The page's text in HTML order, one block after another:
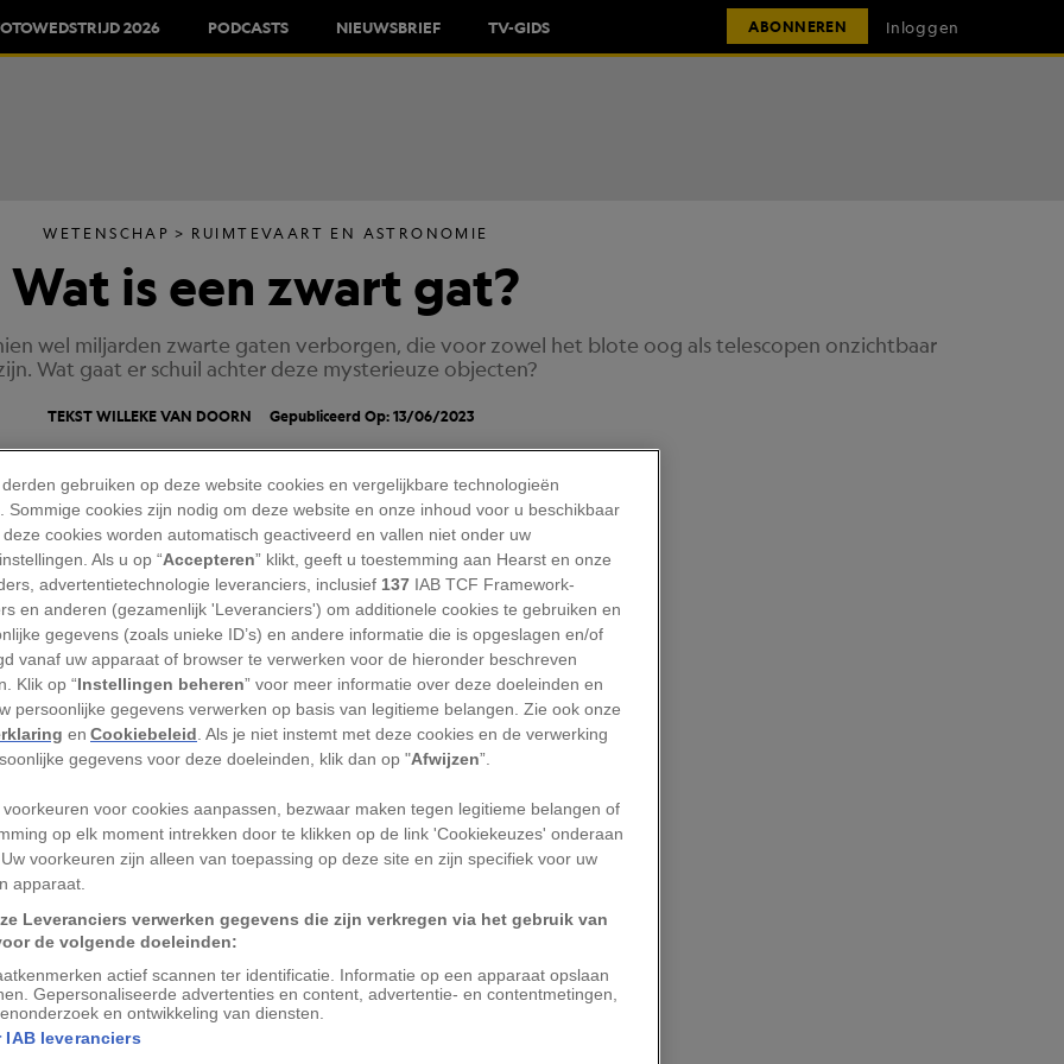
2026 PODCASTS NIEUWSBRIEF TV-GIDS ABONNEREN Inloggen
WETENSCHAP RUIMTEVAART EN ASTRONOMIE
Wat is een zwart gat?
wel miljarden zwarte gaten verborgen, die voor zowel het blote oog als telescopen onzichtbaar
Wat gaat er schuil achter deze mysterieuze objecten?
TEKSTWILLEKE VAN DOORN Gepubliceerd Op: 13/06/2023
// GETTY IMAGES
kunnen hele planeten en manen
verdwijnen. Een zwart gat is een gebied
zo sterk is dat niets eraan kan
dat we ze zwarte gaten noemen.
gat dus nooit zien. En toch hebben
zwart gat kunnen maken, hoe werkt dat
gat in het centrum van ons
gat zelf, maar de omgeving
gat alleen indirect waarnemen, door
te bestuderen.
zwart gat?
wanneer een ster doodgaat en
dan twee dingen gebeuren: er
gebruiken op deze website cookies en vergelijkbare technologieën
Sommige cookies zijn nodig om deze website en onze inhoud voor u beschikbaar
cookies worden automatisch geactiveerd en vallen niet onder uw
Als u op “Accepteren” klikt, geeft u toestemming aan Hearst en onze
advertentietechnologie leveranciers, inclusief 137 IAB TCF Framework-
en anderen (gezamenlijk 'Leveranciers') om additionele cookies te gebruiken en
gegevens (zoals unieke ID’s) en andere informatie die is opgeslagen en/of
vanaf uw apparaat of browser te verwerken voor de hieronder beschreven
Klik op “Instellingen beheren” voor meer informatie over deze doeleinden en
persoonlijke gegevens verwerken op basis van legitieme belangen. Zie ook onze
enCookiebeleid . Als je niet instemt met deze cookies en de verwerking
gegevens voor deze doeleinden, klik dan op "Afwijzen”.
voorkeuren voor cookies aanpassen, bezwaar maken tegen legitieme belangen of
op elk moment intrekken door te klikken op de link 'Cookiekeuzes' onderaan
voorkeuren zijn alleen van toepassing op deze site en zijn specifiek voor uw
apparaat.
Leveranciers verwerken gegevens die zijn verkregen via het gebruik van
de volgende doeleinden:
actief scannen ter identificatie. Informatie op een apparaat opslaan
Gepersonaliseerde advertenties en content, advertentie- en contentmetingen,
en ontwikkeling van diensten.
IAB leveranciers